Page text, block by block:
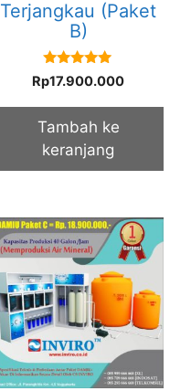
Terjangkau (Paket
B)
5.00
out of 5
Rp17.900.000
Tambah ke
keranjang